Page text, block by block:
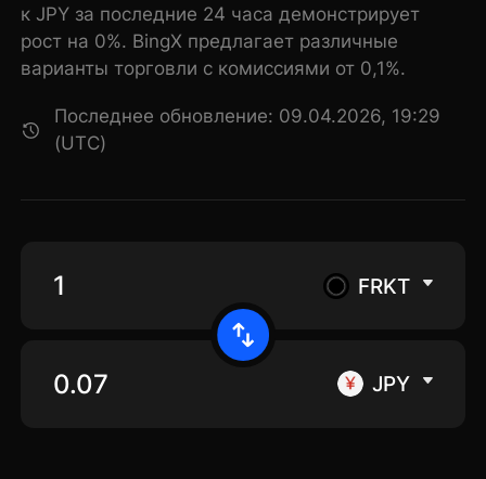
к JPY за последние 24 часа демонстрирует
рост на 0%. BingX предлагает различные
варианты торговли с комиссиями от 0,1%.
Последнее обновление: 09.04.2026, 19:29
(UTC)
FRKT
JPY